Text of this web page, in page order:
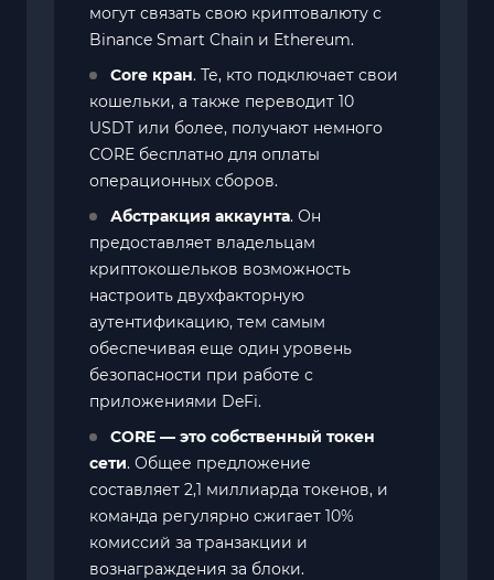
могут связать свою криптовалюту с
Binance Smart Chain и Ethereum.
Core кран. Те, кто подключает свои
кошельки, а также переводит 10
USDT или более, получают немного
CORE бесплатно для оплаты
операционных сборов.
Абстракция аккаунта. Он
предоставляет владельцам
криптокошельков возможность
настроить двухфакторную
аутентификацию, тем самым
обеспечивая еще один уровень
безопасности при работе с
приложениями DeFi.
CORE — это собственный токен
сети. Общее предложение
составляет 2,1 миллиарда токенов, и
команда регулярно сжигает 10%
комиссий за транзакции и
вознаграждения за блоки.